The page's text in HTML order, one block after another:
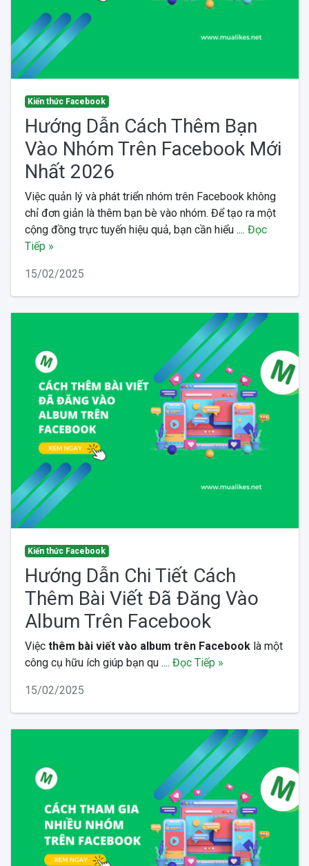
Kiến thức Facebook
Hướng Dẫn Cách Thêm Bạn
Vào Nhóm Trên Facebook Mới
Nhất 2026
Việc quản lý và phát triển nhóm trên Facebook không
chỉ đơn giản là thêm bạn bè vào nhóm. Để tạo ra một
cộng đồng trực tuyến hiệu quả, bạn cần hiểu .... Đọc
Tiếp »
15/02/2025
Kiến thức Facebook
Hướng Dẫn Chi Tiết Cách
Thêm Bài Viết Đã Đăng Vào
Album Trên Facebook
Việc thêm bài viết vào album trên Facebooklà một
công cụ hữu ích giúp bạn qu .... Đọc Tiếp »
15/02/2025